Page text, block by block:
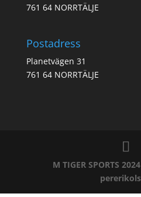
761 64 NORRTÄLJE
Postadress
Planetvägen 31
761 64 NORRTÄLJE
M TIGER SPORTS 2024